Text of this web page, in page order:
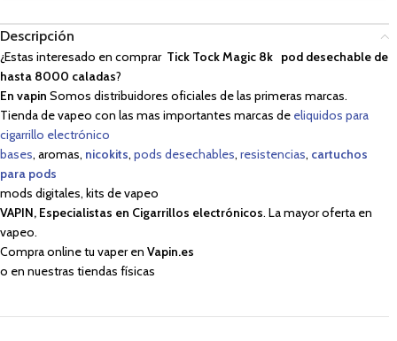
Descripción
¿Estas interesado en comprar Tick Tock Magic 8k pod desechable de
hasta 8000 caladas?
En vapin Somos distribuidores oficiales de las primeras marcas.
Tienda de vapeo con las mas importantes marcas de eliquidos para
cigarrillo electrónico
bases, aromas, nicokits, pods desechables, resistencias, cartuchos
para pods
mods digitales, kits de vapeo
VAPIN, Especialistas en Cigarrillos electrónicos. La mayor oferta en
vapeo.
Compra online tu vaper en Vapin.es
o en nuestras tiendas físicas